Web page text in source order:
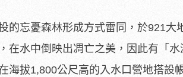
的忘憂森林形成方式雷同，於921大
在水中倒映出凋亡之美，因此有「水
海拔1,800公尺高的入水口營地搭設